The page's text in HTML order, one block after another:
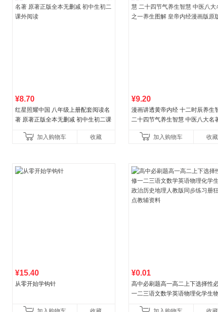
¥8.70
红星照耀中国 八年级上册配套阅读名
著 原著正版全本无删减 初中生初二课
加入购物车
收藏
¥9.20
漫画讲透黄帝内经 十二时辰养生
二十四节气养生智慧 中医八大名
加入购物车
收藏
¥15.40
从零开始学钩针
¥0.01
高中必刷题高一高二上下选择性
一二三语文数学英语物理化学生